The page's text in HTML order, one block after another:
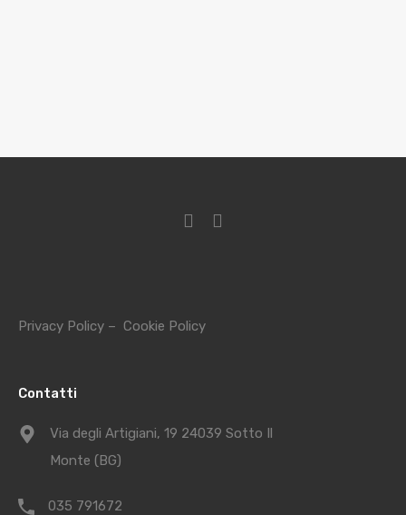
Privacy Policy – Cookie Policy
Contatti
Via degli Artigiani, 19 24039 Sotto Il
Monte (BG)
035 791672